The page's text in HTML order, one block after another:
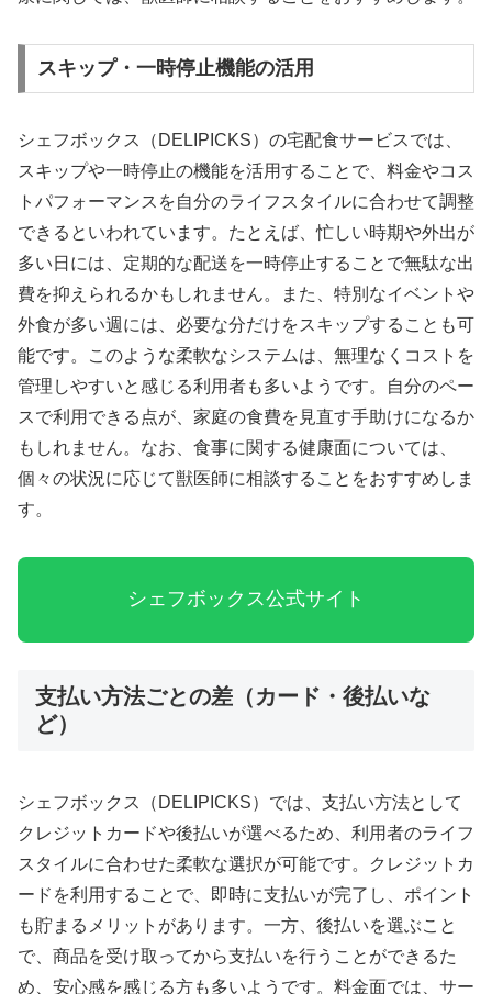
スキップ・一時停止機能の活用
シェフボックス（DELIPICKS）の宅配食サービスでは、
スキップや一時停止の機能を活用することで、料金やコス
トパフォーマンスを自分のライフスタイルに合わせて調整
できるといわれています。たとえば、忙しい時期や外出が
多い日には、定期的な配送を一時停止することで無駄な出
費を抑えられるかもしれません。また、特別なイベントや
外食が多い週には、必要な分だけをスキップすることも可
能です。このような柔軟なシステムは、無理なくコストを
管理しやすいと感じる利用者も多いようです。自分のペー
スで利用できる点が、家庭の食費を見直す手助けになるか
もしれません。なお、食事に関する健康面については、
個々の状況に応じて獣医師に相談することをおすすめしま
す。
シェフボックス公式サイト
支払い方法ごとの差（カード・後払いな
ど）
シェフボックス（DELIPICKS）では、支払い方法として
クレジットカードや後払いが選べるため、利用者のライフ
スタイルに合わせた柔軟な選択が可能です。クレジットカ
ードを利用することで、即時に支払いが完了し、ポイント
も貯まるメリットがあります。一方、後払いを選ぶこと
で、商品を受け取ってから支払いを行うことができるた
め、安心感を感じる方も多いようです。料金面では、サー